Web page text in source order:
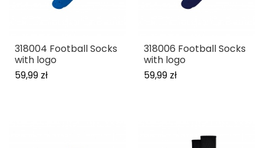
318004 Football Socks
with logo
59,99 zł
318006 Football Socks
with logo
59,99 zł